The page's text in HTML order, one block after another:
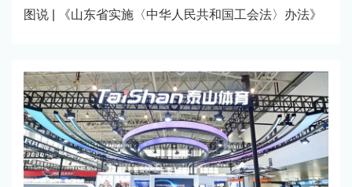
图说 | 《山东省实施〈中华人民共和国工会法〉办法》